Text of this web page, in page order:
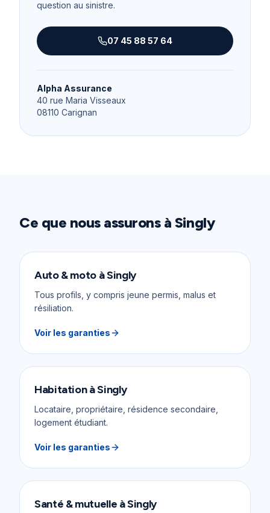
question au sinistre.
07 45 88 57 64
Alpha Assurance
40 rue Maria Visseaux
08110 Carignan
Ce que nous assurons à Singly
Auto & moto àSingly
Tous profils, y compris jeune permis, malus et
résiliation.
Voir les garanties
HabitationàSingly
Locataire, propriétaire, résidence secondaire,
logement étudiant.
Voir les garanties
Santé & mutuelle àSingly